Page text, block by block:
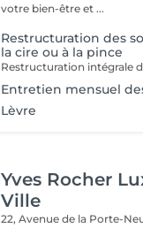
votre bien-être et ...
Restructuration des
la cire ou à la pince
Restructuration intégrale
Entretien mensuel
Lèvre
Yves Rocher
Ville
22, Avenue de la Porte-